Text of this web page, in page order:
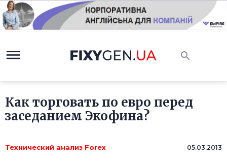
Как торговать по евро перед
заседанием Экофина?
Технический анализ Forex 05.03.2013